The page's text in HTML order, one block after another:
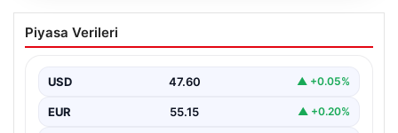
Beşiktaş’ın sağ kanat arayışında
İspanya rotası: Real Madrid’den sürpriz
Muhammed Salah için sürdürülen görüşmelerin son
alternatif çözümlere hız…
Piyasa Verileri
USD 47.60 ▲ +0.05%
EUR 55.15 ▲ +0.20%